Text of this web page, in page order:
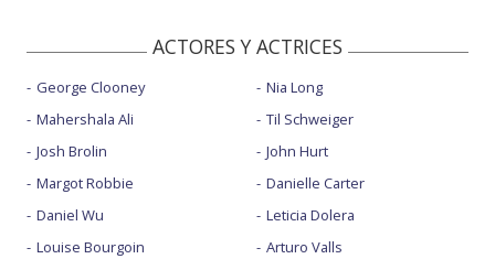
ACTORES Y ACTRICES
George Clooney
Mahershala Ali
Josh Brolin
Margot Robbie
Daniel Wu
Louise Bourgoin
Nia Long
Til Schweiger
John Hurt
Danielle Carter
Leticia Dolera
Arturo Valls